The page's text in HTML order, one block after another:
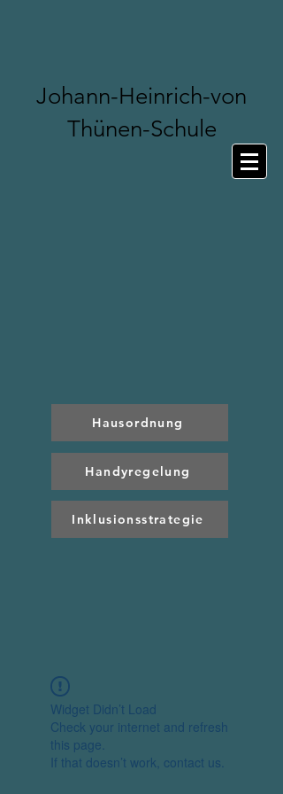
Johann-Heinrich-von
Thünen-Schule
Hausordnung
Handyregelung
Inklusionsstrategie
Widget Didn’t Load
Check your internet and refresh
this page.
If that doesn’t work, contact us.